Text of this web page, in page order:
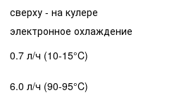
сверху - на кулере
электронное охлаждение
0.7 л/ч (10-15°C)
6.0 л/ч (90-95°C)